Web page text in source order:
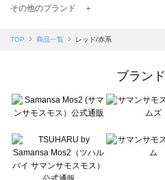
TSUHARU by Samansa Mos2（ツハルバイサ
Samansa Mos2 blue（サマンサモスモス ブル
Te chichi（テチチ）の一覧
Te chichi CLASSIC（テチチ クラシック）の一
Lugnoncure（ルノンキュール）の一覧
BETTY'S BLUE（べティーズブルー）の一覧
Wpc.（ワールドパーティー）の一覧
その他のブランド ＋
TOP 商品一覧 レッド/赤系
ブラン